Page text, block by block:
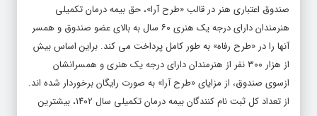
صندوق اعتباری هنر در قالب «طرح آرا»، حق بیمه درمان تکمیلی
هنرمندان دارای درجه یک هنری ۶۰ سال به بالای عضو صندوق و همسر
آنها را در «طرح رفاه» به طور کامل پرداخت می کند. براین اساس بیش
از هزار ۳۰۰ نفر از هنرمندان دارای درجه یک هنری و همسرانشان
ازسوی صندوق، از مزایای «طرح آرا» به صورت رایگان برخوردار شده اند.
از تعداد کل ثبت نام کنندگان بیمه درمان تکمیلی سال ۱۴۰۲، بیشترین